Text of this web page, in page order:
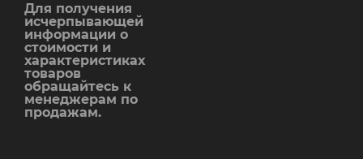
Для получения
исчерпывающей
информации о
стоимости и
характеристиках
товаров
обращайтесь к
менеджерам по
продажам.